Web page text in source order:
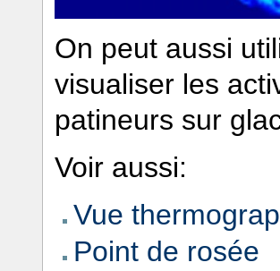
On peut aussi
visualiser les
patineurs sur
Voir aussi:
Vue
Point de rosée